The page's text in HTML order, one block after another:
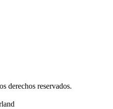
derechos reservados.